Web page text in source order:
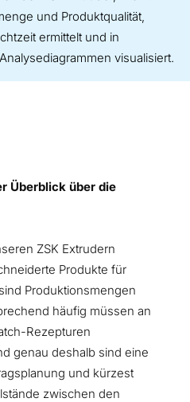
und Produktqualität,
ermittelt und in
visualisiert.
Überblick über die
ZSK Extrudern
Produkte für
Produktionsmengen
häufig müssen an
Rezepturen
genau deshalb sind eine
und kürzest
zwischen den